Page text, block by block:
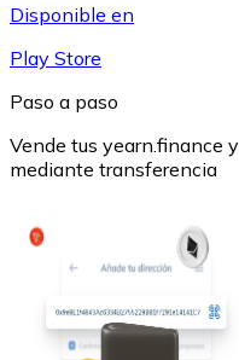
LTC
Disponible en
Play Store
Paso a paso
Vende tus yearn.finance
mediante transferencia